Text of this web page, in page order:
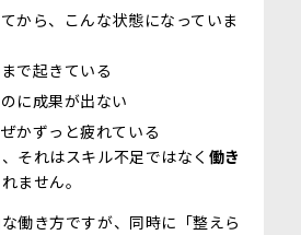
から、こんな状態になっていま
で起きている
に成果が出ない
かずっと疲れている
それはスキル不足ではなく 働き
ません。
働き方ですが、同時に「整えら